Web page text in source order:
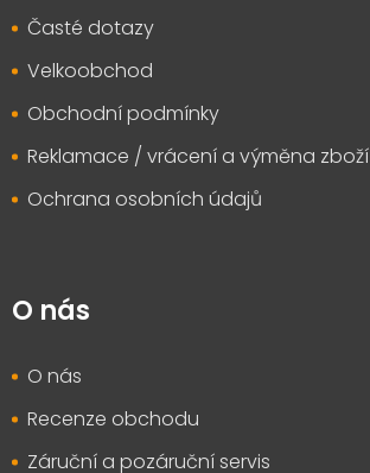
Časté dotazy
Velkoobchod
Obchodní podmínky
Reklamace / vrácení a výměna zboží
Ochrana osobních údajů
O nás
O nás
Recenze obchodu
Záruční a pozáruční servis